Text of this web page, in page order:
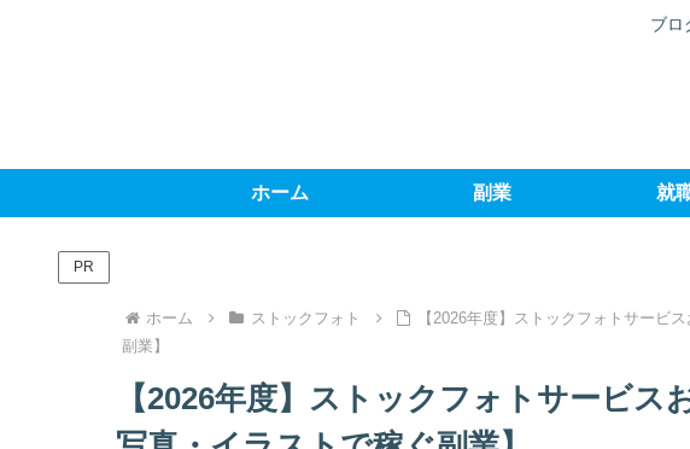
ブロ
ホーム 副業 就
PR
ホーム ストックフォト
【2026年度】ストックフォトサービ
副業】
【2026年度】ストックフォトサービス